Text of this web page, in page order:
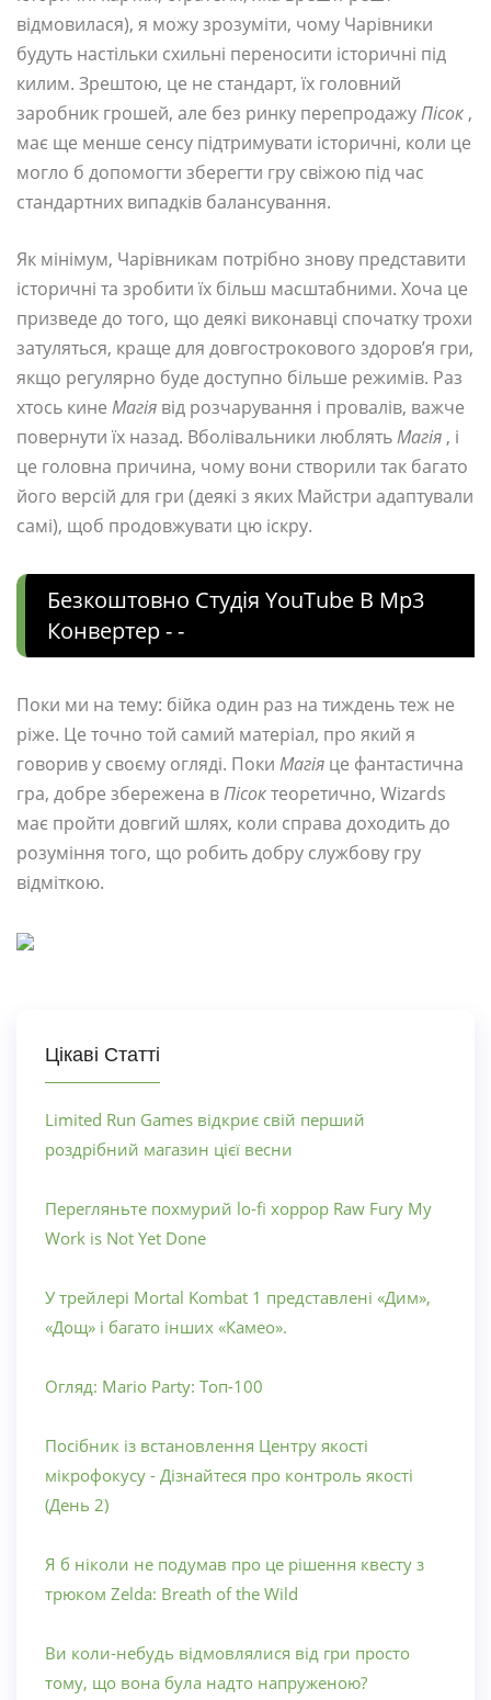
відмовилася), я можу зрозуміти, чому Чарівники
будуть настільки схильні переносити історичні під
килим. Зрештою, це не стандарт, їх головний
заробник грошей, але без ринку перепродажуПісок ,
має ще менше сенсу підтримувати історичні, коли це
могло б допомогти зберегти гру свіжою під час
стандартних випадків балансування.
Як мінімум, Чарівникам потрібно знову представити
історичні та зробити їх більш масштабними. Хоча це
призведе до того, що деякі виконавці спочатку трохи
затуляться, краще для довгострокового здоров’я гри,
якщо регулярно буде доступно більше режимів. Раз
хтось кине Магія від розчарування і провалів, важче
повернути їх назад. Вболівальники люблятьМагія , і
це головна причина, чому вони створили так багато
його версій для гри (деякі з яких Майстри адаптували
самі), щоб продовжувати цю іскру.
Безкоштовно Студія YouTube В Mp3
Конвертер - -
Поки ми на тему: бійка один раз на тиждень теж не
ріже. Це точно той самий матеріал, про який я
говорив у своєму огляді. Поки Магія це фантастична
гра, добре збережена вПісоктеоретично, Wizards
має пройти довгий шлях, коли справа доходить до
розуміння того, що робить добру службову гру
відміткою.
Цікаві Статті
Limited Run Games відкриє свій перший
роздрібний магазин цієї весни
Перегляньте похмурий lo-fi хоррор Raw Fury My
Work is Not Yet Done
У трейлері Mortal Kombat 1 представлені «Дим»,
«Дощ» і багато інших «Камео».
Огляд: Mario Party: Топ-100
Посібник із встановлення Центру якості
мікрофокусу - Дізнайтеся про контроль якості
(День 2)
Я б ніколи не подумав про це рішення квесту з
трюком Zelda: Breath of the Wild
Ви коли-небудь відмовлялися від гри просто
тому, що вона була надто напруженою?